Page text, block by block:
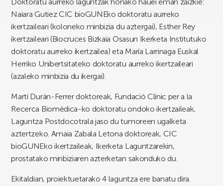
Naiara Gutiez CIC bioGUNEko doktoratu aurreko
ikertzaileari (koloneko minbizia du aztergai), Esther Rey
ikertzaileari (Biocruces Bizkaia Osasun Ikerketa Institutuko
doktoratu aurreko ikertzailea) eta María Larrinaga Euskal
Herriko Unibertsitateko doktoratu aurreko ikertzaileari
(azaleko minbizia du ikergai).
Martí Durán-Ferrer doktoreak, Fundació Clínic per a la
Recerca Biomèdica-ko doktoratu ondoko ikertzaileak,
Laguntza Postdocotrala jaso du tumoreen ugalketa
aztertzeko. Amaia Zabala Letona doktoreak, CIC
bioGUNEko ikertzaileak, Ikerketa Laguntzarekin,
prostatako minbiziaren azterketan sakonduko du.
Ekitaldian, proiektuetarako 4 laguntza ere banatu dira.